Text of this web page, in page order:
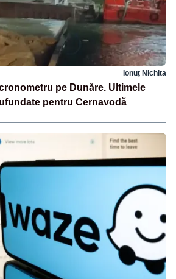
Ionuț Nichita
pe Dunăre. Ultimele
pentru Cernavodă